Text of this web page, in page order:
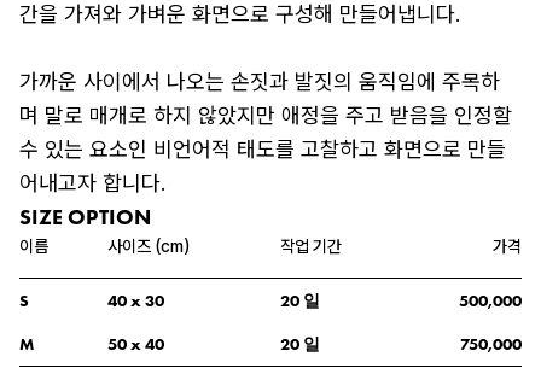
간을 가져와 가벼운 화면으로 구성해 만들어냅니다.
가까운 사이에서 나오는 손짓과 발짓의 움직임에 주목하
며 말로 매개로 하지 않았지만 애정을 주고 받음을 인정할
수 있는 요소인 비언어적 태도를 고찰하고 화면으로 만들
SIZE OPTION
이름 사이즈 (cm) 작업 기간 가격
S 40 x 30 20 일
500,000
M
50 x 40 20 일 750,000